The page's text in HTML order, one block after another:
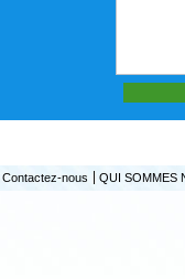
Contactez-nous QUI SOMMES